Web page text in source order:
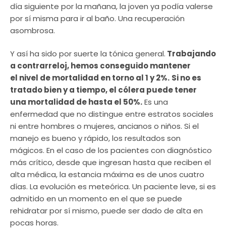
día siguiente por la mañana, la joven ya podía valerse
por sí misma para ir al baño. Una recuperación
asombrosa.
Y así ha sido por suerte la tónica general. Trabajando
a contrarreloj, hemos conseguido mantener
el nivel de mortalidad en torno al 1 y 2%. Si no es
tratado bien y a tiempo, el cólera puede tener
una mortalidad de hasta el 50%.Es una
enfermedad que no distingue entre estratos sociales
ni entre hombres o mujeres, ancianos o niños. Si el
manejo es bueno y rápido, los resultados son
mágicos. En el caso de los pacientes con diagnóstico
más crítico, desde que ingresan hasta que reciben el
alta médica, la estancia máxima es de unos cuatro
días. La evolución es meteórica. Un paciente leve, si es
admitido en un momento en el que se puede
rehidratar por sí mismo, puede ser dado de alta en
pocas horas.